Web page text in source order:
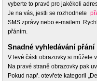
vyberte to pravé pro jakékoli
Je na vás, jestli se rozhodnete
SMS zprávy nebo e-mailem.
přáním.
Snadné vyhledávání přání
V levé části obrazovky si můžete
Na pravé straně obrazovky pak
Pokud např. otevřete kategorii